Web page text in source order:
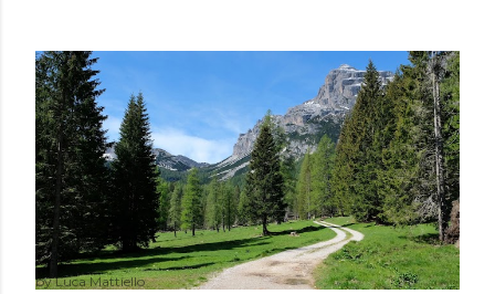
byLuca Mattiello